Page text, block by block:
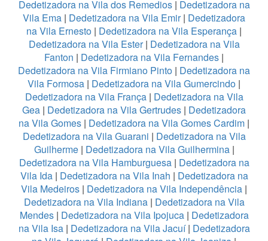
Dedetizadora na Vila dos Remedios| Dedetizadora na
Vila Ema | Dedetizadora na Vila Emir| Dedetizadora
na Vila Ernesto | Dedetizadora na Vila Esperança |
Dedetizadora na Vila Ester| Dedetizadora na Vila
Fanton | Dedetizadora na Vila Fernandes |
Dedetizadora na Vila Firmiano Pinto | Dedetizadora na
Vila Formosa | Dedetizadora na Vila Gumercindo |
Dedetizadora na Vila França| Dedetizadora na Vila
Gea | Dedetizadora na Vila Gertrudes | Dedetizadora
na Vila Gomes | Dedetizadora na Vila Gomes Cardim |
Dedetizadora na Vila Guarani | Dedetizadora na Vila
Guilherme| Dedetizadora na Vila Guilhermina|
Dedetizadora na Vila Hamburguesa| Dedetizadora na
Vila Ida| Dedetizadora na Vila Inah | Dedetizadora na
Vila Medeiros | Dedetizadora na Vila Independência |
Dedetizadora na Vila Indiana| Dedetizadora na Vila
Mendes| Dedetizadora na Vila Ipojuca| Dedetizadora
na Vila Isa| Dedetizadora na Vila Jacuí| Dedetizadora